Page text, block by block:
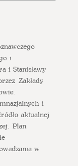
i
i Stanisławy
Zakłady
i
aktualnej
Plan
w